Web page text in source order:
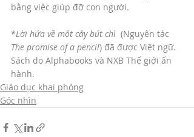
bằng việc giúp đỡ con người.
*Lời hứa về một cây bút chì (Nguyên tác
The promise of a pencil) đã được Việt ngữ.
Sách do Alphabooks và NXB Thế giới ấn
hành.
Giáo dục khai phóng
Góc nhìn